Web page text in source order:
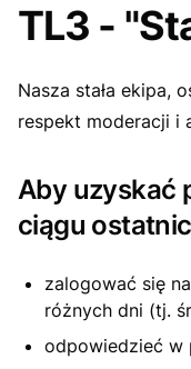
TL3 -
Nasza stała ekipa,
respekt moderacji i
Aby uzyskać
ciągu
zalogować się
różnych dni (tj.
odpowiedzieć w